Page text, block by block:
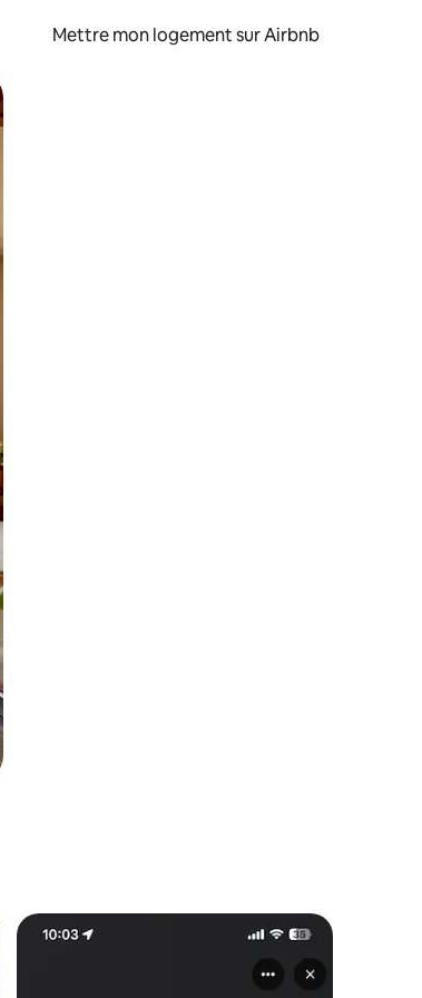
Mettre mon logement sur Airbnb